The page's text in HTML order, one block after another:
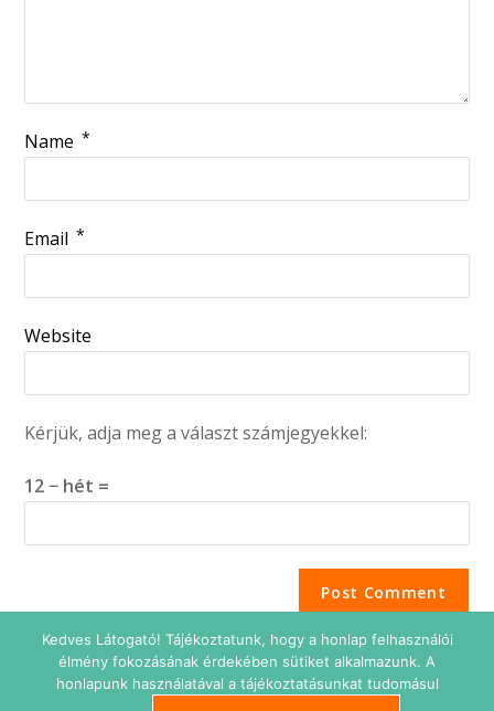
Name *
Email *
Website
Kérjük, adja meg a választ számjegyekkel:
12 − hét =
Kedves Látogató! Tájékoztatunk, hogy a honlap felhasználói
élmény fokozásának érdekében sütiket alkalmazunk. A
honlapunk használatával a tájékoztatásunkat tudomásul